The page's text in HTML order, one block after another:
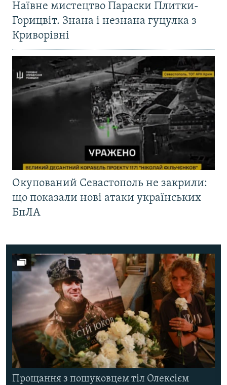
Наївне мистецтво Параски Плитки-
Горицвіт. Знана і незнана гуцулка з
Криворівні
Окупований Севастополь не закрили:
що показали нові атаки українських
БпЛА
Прощання з пошуковцем тіл Олексієм